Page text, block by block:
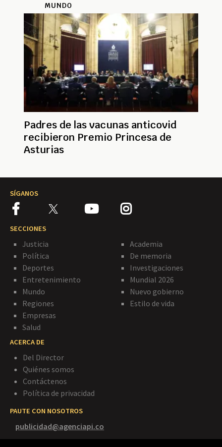
MUNDO
Padres de las vacunas anticovid
recibieron Premio Princesa de
Asturias
SÍGANOS
SECCIONES
Justicia
Política
Deportes
Entretenimiento
Mundo
Regiones
Empresas
Salud
Academia
De memoria
Investigaciones
Mundial 2026
Nuevo gobierno
Estilo de vida
ACERCA DE
Del Director
Quiénes somos
Contáctenos
Política de privacidad
PAUTE CON NOSOTROS
publicidad@agenciapi.co